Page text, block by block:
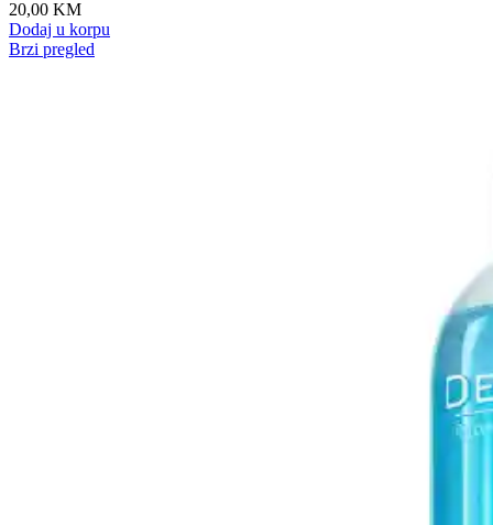
20,00 KM
Dodaj u korpu
Brzi pregled